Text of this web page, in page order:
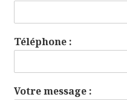
Téléphone :
Votre message :